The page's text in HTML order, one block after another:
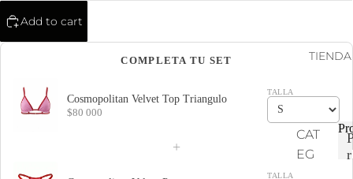
TIENDA
CAT
EG
r
Add to cart
COMPLETA TU SET
Cosmopolitan Velvet Top Triangulo
$80 000
TALLA
+
TALLA